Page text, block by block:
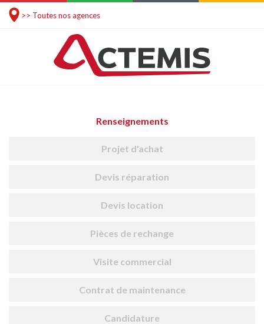
>> Toutes nos agences
Renseignements
Projet d'achat
Devis réparation
Devis location
Pièces de rechange
Visite commercial
Contrat de maintenance
Candidature